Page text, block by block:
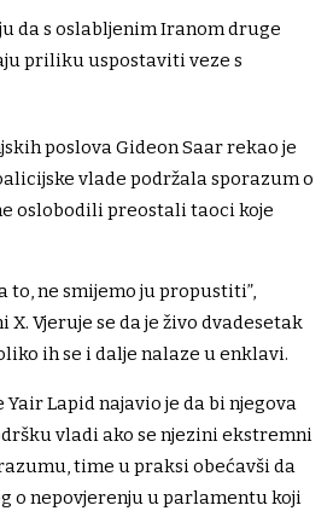
da s oslabljenim Iranom druge
priliku uspostaviti veze s
poslova Gideon Saar rekao je
vlade podržala sporazum o
oslobodili preostali taoci koje
to, ne smijemo ju propustiti”,
Vjeruje se da je živo dvadesetak
ih se i dalje nalaze u enklavi.
Lapid najavio je da bi njegova
vladi ako se njezini ekstremni
time u praksi obećavši da
o nepovjerenju u parlamentu koji